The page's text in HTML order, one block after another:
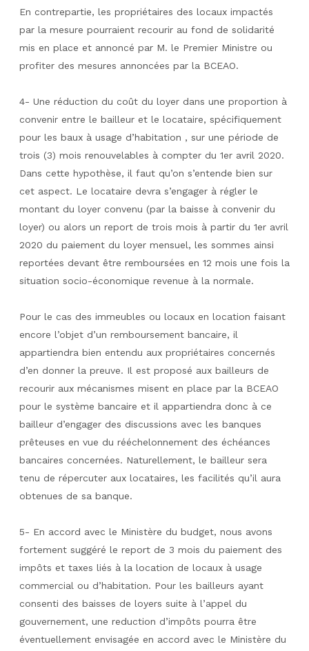
En contrepartie, les propriétaires des locaux impactés
par la mesure pourraient recourir au fond de solidarité
mis en place et annoncé par M. le Premier Ministre ou
profiter des mesures annoncées par la BCEAO.
4- Une réduction du coût du loyer dans une proportion à
convenir entre le bailleur et le locataire, spécifiquement
pour les baux à usage d’habitation , sur une période de
trois (3) mois renouvelables à compter du 1er avril 2020.
Dans cette hypothèse, il faut qu’on s’entende bien sur
cet aspect. Le locataire devra s’engager à régler le
montant du loyer convenu (par la baisse à convenir du
loyer) ou alors un report de trois mois à partir du 1er avril
2020 du paiement du loyer mensuel, les sommes ainsi
reportées devant être remboursées en 12 mois une fois la
situation socio-économique revenue à la normale.
Pour le cas des immeubles ou locaux en location faisant
encore l’objet d’un remboursement bancaire, il
appartiendra bien entendu aux propriétaires concernés
d’en donner la preuve. Il est proposé aux bailleurs de
recourir aux mécanismes misent en place par la BCEAO
pour le système bancaire et il appartiendra donc à ce
bailleur d’engager des discussions avec les banques
prêteuses en vue du rééchelonnement des échéances
bancaires concernées. Naturellement, le bailleur sera
tenu de répercuter aux locataires, les facilités qu’il aura
obtenues de sa banque.
5- En accord avec le Ministère du budget, nous avons
fortement suggéré le report de 3 mois du paiement des
impôts et taxes liés à la location de locaux à usage
commercial ou d’habitation. Pour les bailleurs ayant
consenti des baisses de loyers suite à l’appel du
gouvernement, une reduction d’impôts pourra être
éventuellement envisagée en accord avec le Ministère du